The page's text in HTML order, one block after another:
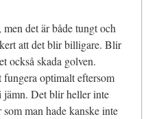
det är både tungt och
att det blir billigare. Blir
också skada golven.
optimalt eftersom
jämn. Det blir heller inte
man hade kanske inte